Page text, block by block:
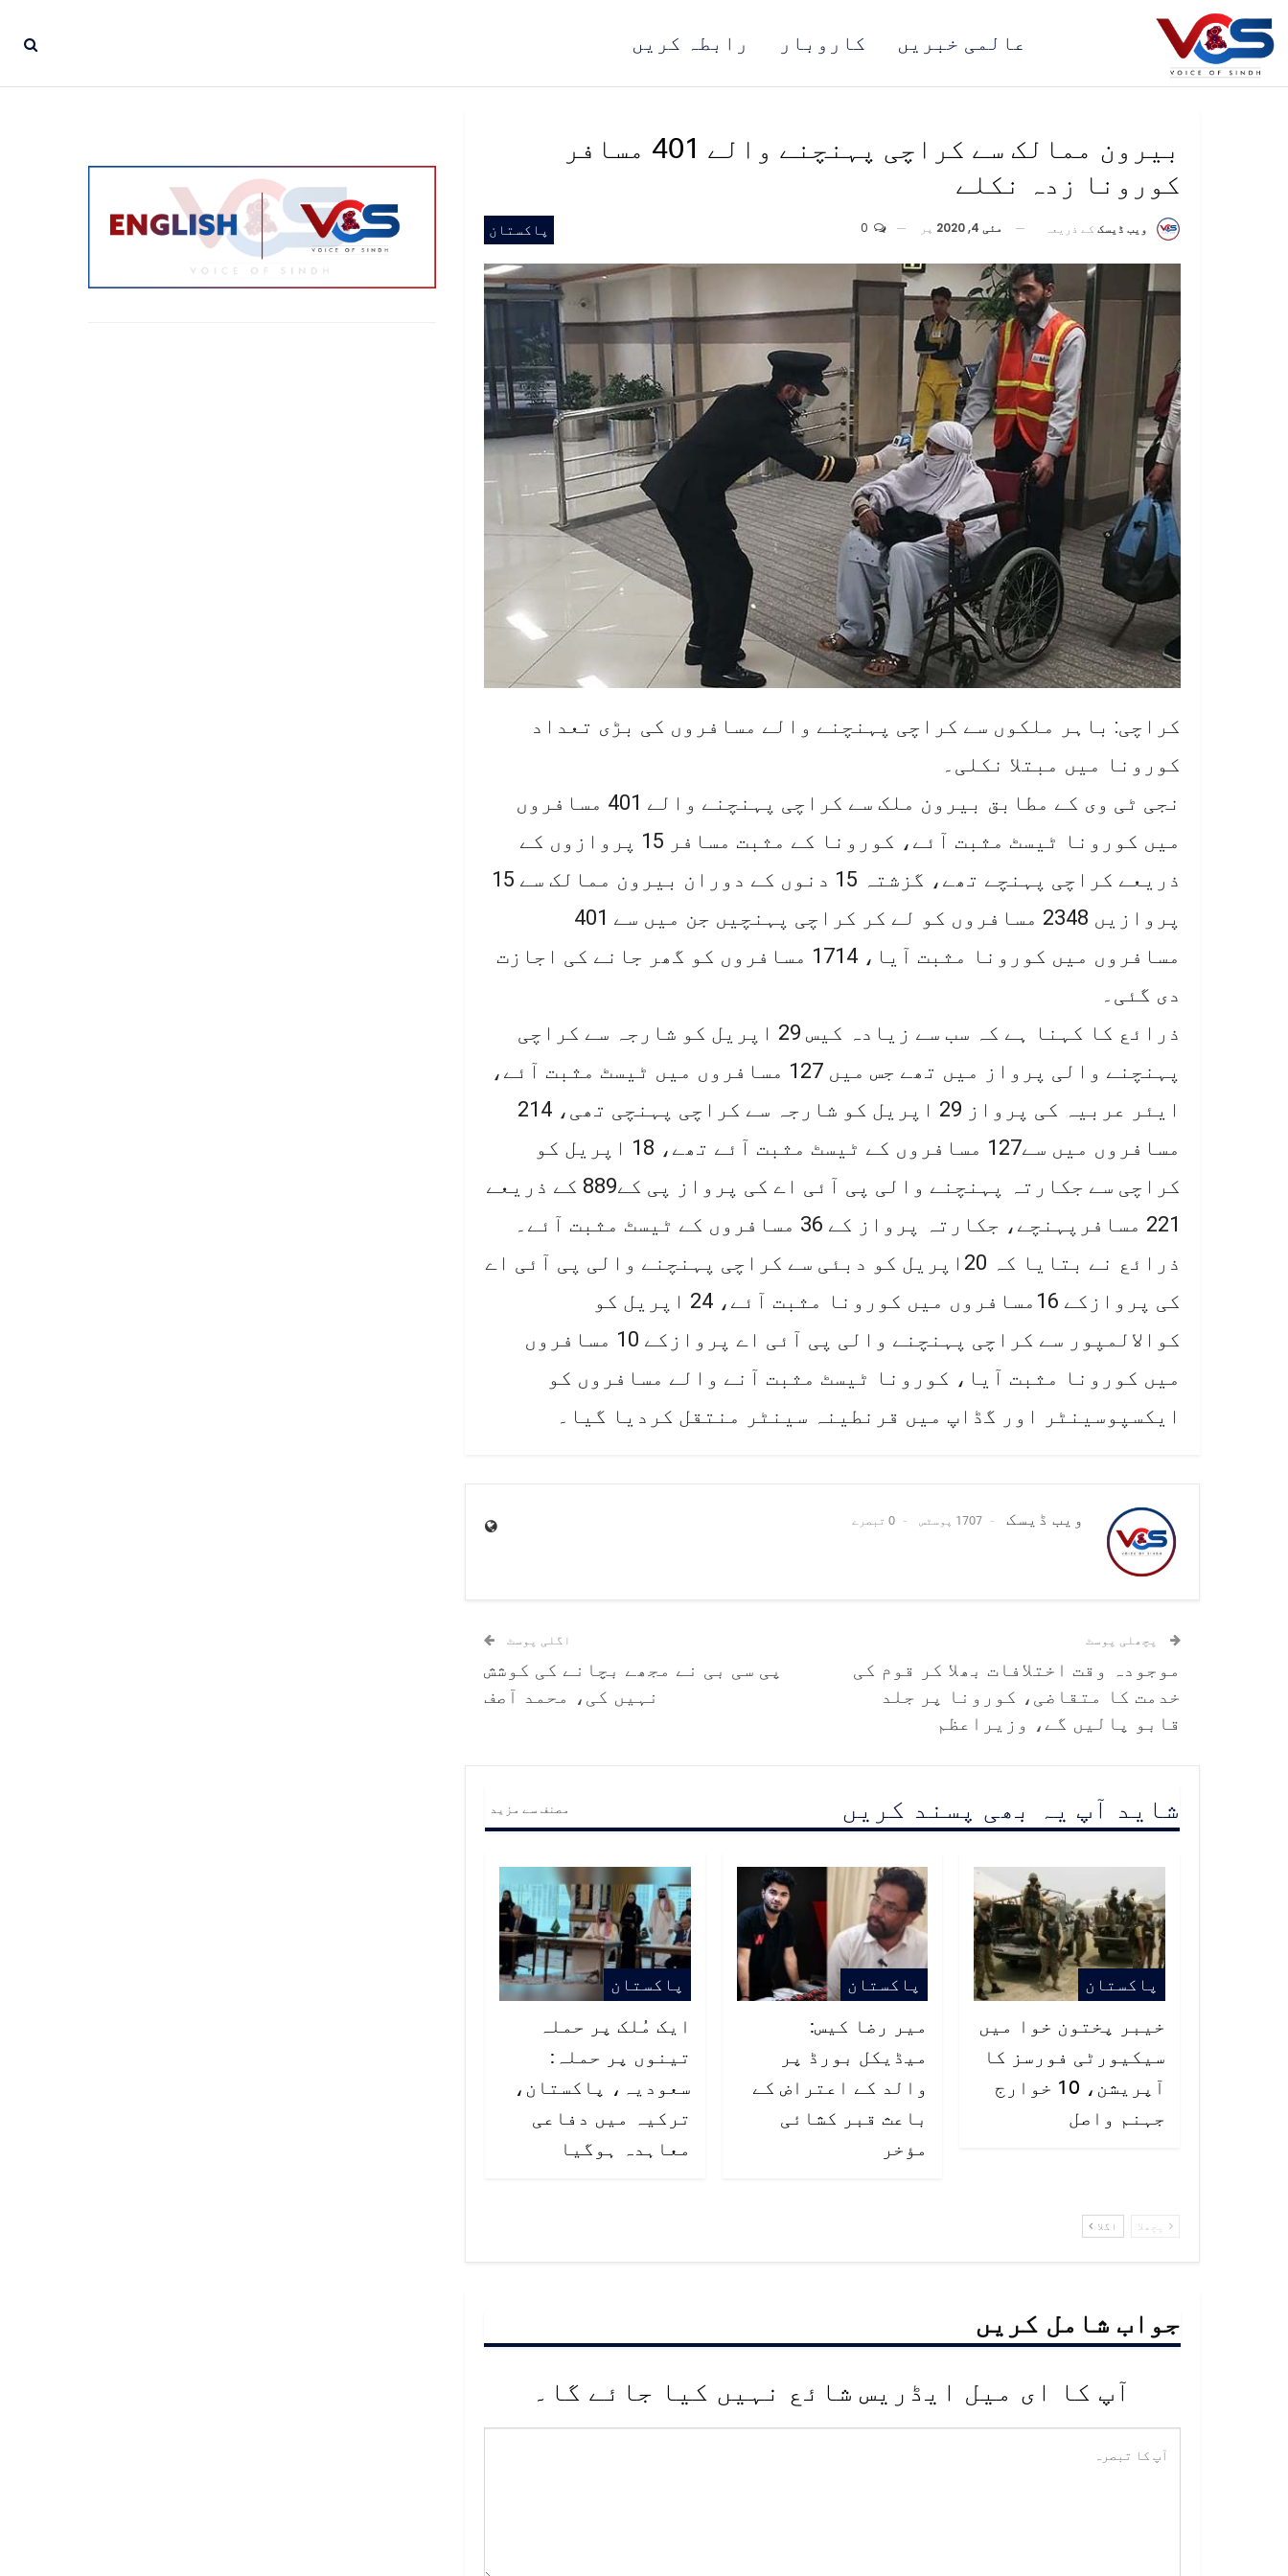
رابطہ کریں کاروبار عالمی خبریں
بیرون ممالک سے کراچی پہنچنے والے 401 مسافر
کورونا زدہ نکلے
پاکستان ویب ڈیسک کے ذریعہ مئی 4, 2020 پر
کراچی: باہر ملکوں سے کراچی پہنچنے والے مسافروں کی بڑی تعداد
کورونا میں مبتلا نکلی۔
نجی ٹی وی کے مطابق بیرون ملک سے کراچی پہنچنے والے 401 مسافروں
میں کورونا ٹیسٹ مثبت آئے، کورونا کے مثبت مسافر 15 پروازوں کے
ذریعے کراچی پہنچے تھے، گزشتہ 15 دنوں کے دوران بیرون ممالک سے 15
پروازیں 2348 مسافروں کو لے کر کراچی پہنچیں جن میں سے 401
مسافروں میں کورونا مثبت آیا، 1714 مسافروں کو گھر جانے کی اجازت
دی گئی۔
ذرائع کا کہنا ہے کہ سب سے زیادہ کیس 29 اپریل کو شارجہ سے کراچی
پہنچنے والی پرواز میں تھے جس میں 127 مسافروں میں ٹیسٹ مثبت آئے،
ایئر عربیہ کی پرواز 29 اپریل کو شارجہ سے کراچی پہنچی تھی، 214
مسافروں میں سے127 مسافروں کے ٹیسٹ مثبت آئے تھے، 18 اپریل کو
کراچی سے جکارتہ پہنچنے والی پی آئی اے کی پرواز پی کے889 کے ذریعے
221 مسافرپہنچے، جکارتہ پرواز کے 36 مسافروں کے ٹیسٹ مثبت آئے۔
ذرائع نے بتایا کہ 20اپریل کو دبئی سے کراچی پہنچنے والی پی آئی اے
کی پروازکے 16مسافروں میں کورونا مثبت آئے، 24 اپریل کو
کوالالمپور سے کراچی پہنچنے والی پی آئی اے پروازکے 10 مسافروں
میں کورونا مثبت آیا، کورونا ٹیسٹ مثبت آنے والے مسافروں کو
ایکسپوسینٹر اور گڈاپ میں قرنطینہ سینٹر منتقل کردیا گیا۔
ویب ڈیسک 1707 پوسٹس 0 تبصرے
پچھلی پوسٹ
موجودہ وقت اختلافات بھلا کر قوم کی
خدمت کا متقاضی، کورونا پر جلد
قابو پالیں گے، وزیراعظم
اگلی پوسٹ
پی سی بی نے مجھے بچانے کی کوشش
نہیں کی، محمد آصف
شاید آپ یہ بھی پسند کریں مصنف سے مزید
پاکستان
خیبر پختون خوا میں
سیکیورٹی فورسز کا
آپریشن، 10 خوارج
جہنم واصل
پاکستان
میر رضا کیس:
میڈیکل بورڈ پر
والد کے اعتراض کے
باعث قبر کشائی
مؤخر
پاکستان
ایک مُلک پر حملہ
تینوں پر حملہ:
سعودیہ، پاکستان،
ترکیہ میں دفاعی
معاہدہ ہوگیا
پچھلا اگلا
جواب شامل کریں
آپ کا ای میل ایڈریس شائع نہیں کیا جائے گا۔